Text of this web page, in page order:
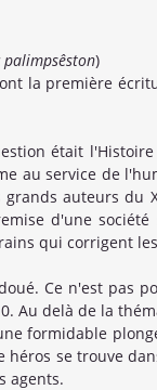
)
écriture,
était
au service de
auteurs du
d'une
qui corrigent
Ce n'est pas
Au delà de la
formidable
héros se trouve
agents.